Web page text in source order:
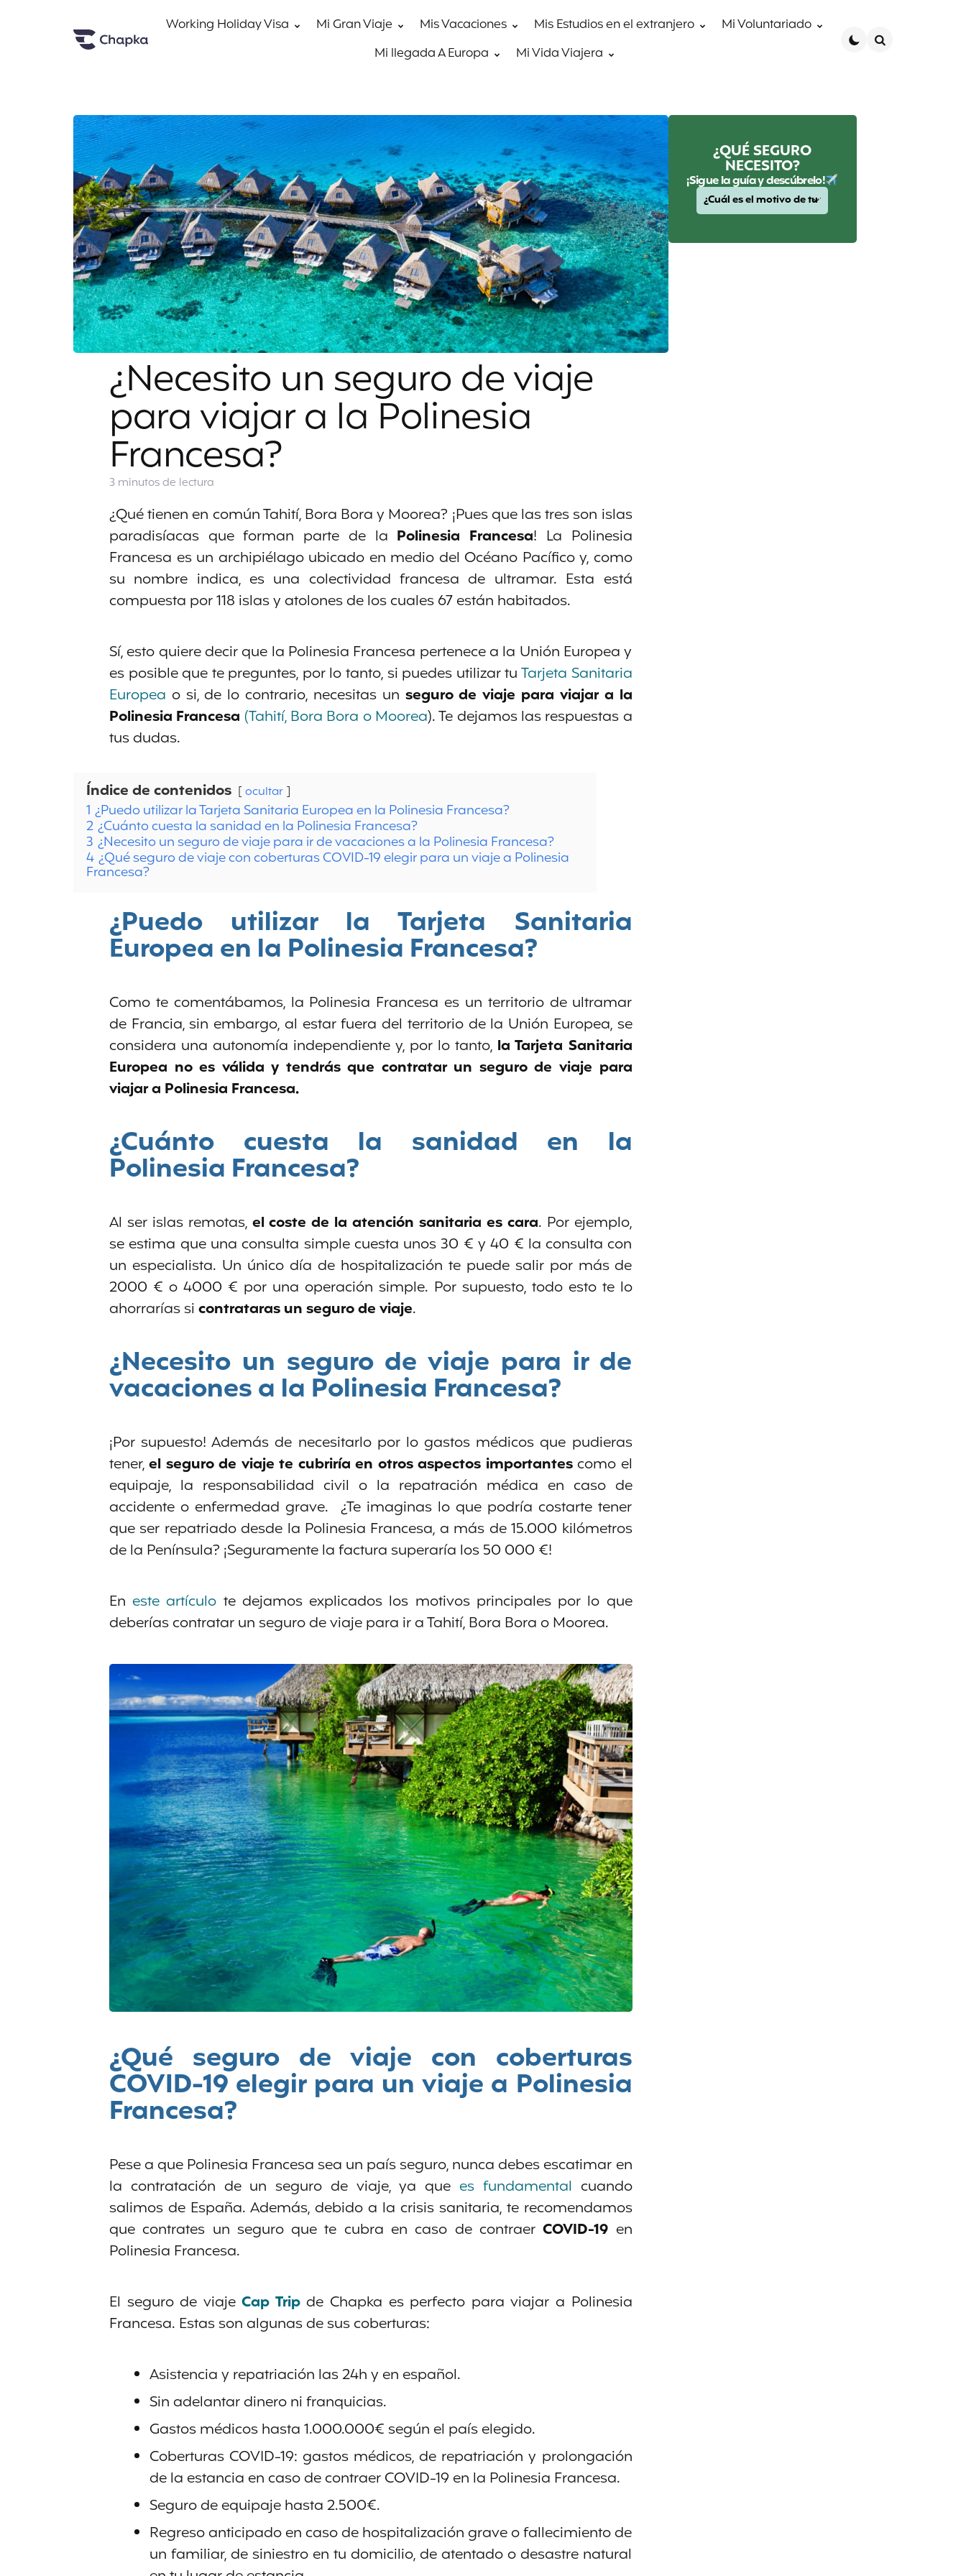
Working Holiday Visa Mi Gran Viaje Mis Vacaciones Mis Estudios en el extranjero
Mi Voluntariado
Mi llegada A Europa
Mi Vida Viajera
¿Necesito un seguro de viaje
para viajar a la Polinesia
Francesa?
3 minutosde lectura
¿Qué tienen en común Tahití, Bora Bora y Moorea? ¡Pues que las tres son islas
paradisíacas que forman parte de la Polinesia Francesa! La Polinesia
Francesa es un archipiélago ubicado en medio del Océano Pacífico y, como
su nombre indica, es una colectividad francesa de ultramar. Esta está
compuesta por 118 islas y atolones de los cuales 67 están habitados.
Sí, esto quiere decir que la Polinesia Francesa pertenece a la Unión Europea y
es posible que te preguntes, por lo tanto, si puedes utilizar tuTarjeta Sanitaria
Europea o si, de lo contrario, necesitas un seguro de viaje para viajar a la
Polinesia Francesa (Tahití, Bora Bora o Moorea). Te dejamos las respuestas a
tus dudas.
Índice de contenidos ocultar
1 ¿Puedo utilizar la Tarjeta Sanitaria Europea en la Polinesia Francesa?
2 ¿Cuánto cuesta la sanidad en la Polinesia Francesa?
3 ¿Necesito un seguro de viaje para ir de vacaciones a la Polinesia Francesa?
4 ¿Qué seguro de viaje con coberturas COVID-19 elegir para un viaje a Polinesia
Francesa?
¿Puedo utilizar la Tarjeta Sanitaria
Europea en la Polinesia Francesa?
Como te comentábamos, la Polinesia Francesa es un territorio de ultramar
de Francia, sin embargo, al estar fuera del territorio de la Unión Europea, se
considera una autonomía independiente y, por lo tanto, la Tarjeta Sanitaria
Europea no es válida y tendrás que contratar un seguro de viaje para
viajar a Polinesia Francesa.
¿Cuánto cuesta la sanidad en la
Polinesia Francesa?
Al ser islas remotas, el coste de la atención sanitaria es cara. Por ejemplo,
se estima que una consulta simple cuesta unos 30 € y 40 € la consulta con
un especialista. Un único día de hospitalización te puede salir por más de
2000 € o 4000 € por una operación simple. Por supuesto, todo esto te lo
ahorrarías sicontrataras un seguro de viaje.
¿Necesito un seguro de viaje para ir de
vacaciones a la Polinesia Francesa?
¡Por supuesto! Además de necesitarlo por lo gastos médicos que pudieras
tener,el seguro de viaje te cubriría en otros aspectos importantescomo el
equipaje, la responsabilidad civil o la repatración médica en caso de
accidente o enfermedad grave. ¿Te imaginas lo que podría costarte tener
que ser repatriado desde la Polinesia Francesa, a más de 15.000 kilómetros
de la Península? ¡Seguramente la factura superaría los 50 000 €!
En este artículo te dejamos explicados los motivos principales por lo que
deberías contratar un seguro de viaje para ir a Tahití, Bora Bora o Moorea.
¿Qué seguro de viaje con coberturas
COVID-19 elegir para un viaje a Polinesia
Francesa?
Pese a que Polinesia Francesa sea un país seguro, nunca debes escatimar en
la contratación de un seguro de viaje, ya que es fundamental cuando
salimos de España. Además, debido a la crisis sanitaria, te recomendamos
que contrates un seguro que te cubra en caso de contraerCOVID-19 en
Polinesia Francesa.
El seguro de viajeCap Trip de Chapka es perfecto para viajar a Polinesia
Francesa. Estas son algunas de sus coberturas:
Asistencia y repatriación las 24h y en español.
Sin adelantar dinero ni franquicias.
Gastos médicos hasta 1.000.000€ según el país elegido.
Coberturas COVID-19: gastos médicos, de repatriación y prolongación
de la estancia en caso de contraer COVID-19 en la Polinesia Francesa.
Seguro de equipaje hasta 2.500€.
Regreso anticipado en caso de hospitalización grave o fallecimiento de
un familiar, de siniestro en tu domicilio, de atentado o desastre natural
¿QUÉ SEGURO
NECESITO?
¡Sigue la guía y descúbrelo!